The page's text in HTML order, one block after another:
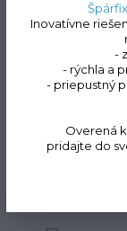
mm
Inovatívne
-
- rýchla a
- priepustný
Overená
pridajte do